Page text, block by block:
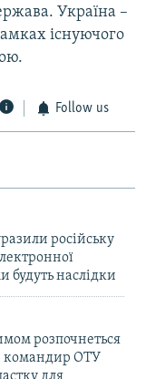
Україна –
існуючого
Follow us
російську
будуть наслідки
розпочнеться
командир ОТУ